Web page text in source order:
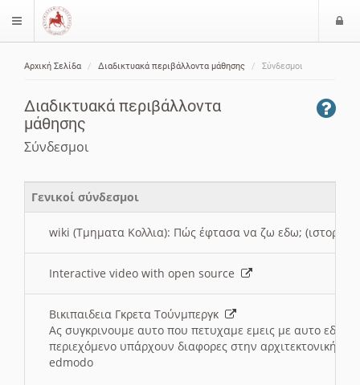
$langMenu
Αρχική Σελίδα Διαδικτυακά περιβάλλοντα μάθησης Σύνδεσμοι
Διαδικτυακά περιβάλλοντα
μάθησης
Σύνδεσμοι
Γενικοί σύνδεσμοι
wiki (Τμηματα Κολλια): Πώς έφτασα να ζω εδω; (ιστορια)
Interactive video with open source
Βικιπαιδεια Γκρετα Τούνμπεργκ
Ας συγκρινουμε αυτο που πετυχαμε εμεις με αυτο εδω
περιεχόμενο υπάρχουν διαφορες στην αρχιτεκτονική
edmodo